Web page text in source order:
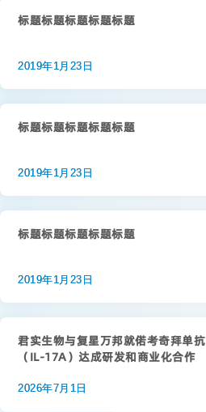
标题标题标题标题标题
2019年1月23日
标题标题标题标题标题
2019年1月23日
标题标题标题标题标题
2019年1月23日
君实生物与复星万邦就偌考奇拜单抗
（IL-17A）达成研发和商业化合作
2026年7月1日